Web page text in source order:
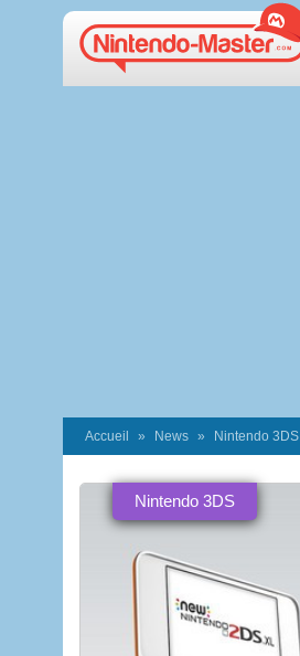
Accueil News Nintendo 3DS
Nintendo 3DS